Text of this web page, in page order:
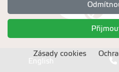
English
Zásady cookies